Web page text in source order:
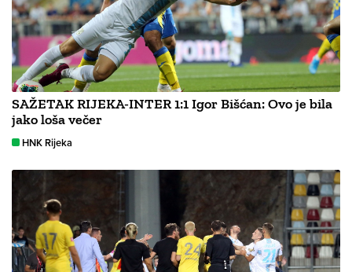
SAŽETAK RIJEKA-INTER 1:1 Igor Bišćan: Ovo je bila
jako loša večer
HNK Rijeka